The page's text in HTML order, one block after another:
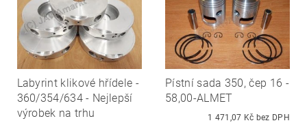
Labyrint klikové hřídele -
360/354/634 - Nejlepší
výrobek na trhu
Pístní sada 350, čep 16 -
58,00-ALMET
1 471,07 Kč bez DPH